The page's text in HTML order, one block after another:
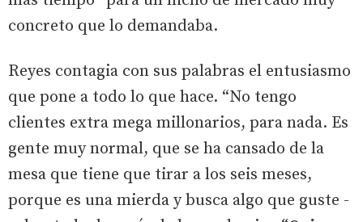
concreto que lo demandaba.
Reyes contagia con sus palabras el entusiasmo
que pone a todo lo que hace. “No tengo
clientes extra mega millonarios, para nada. Es
gente muy normal, que se ha cansado de la
mesa que tiene que tirar a los seis meses,
porque es una mierda y busca algo que guste -